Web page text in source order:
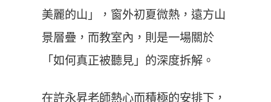
美麗的山」，窗外初夏微熱，遠方山
景層疊，而教室內，則是一場關於
「如何真正被聽見」的深度拆解。
在許永昇老師熱心而積極的安排下，